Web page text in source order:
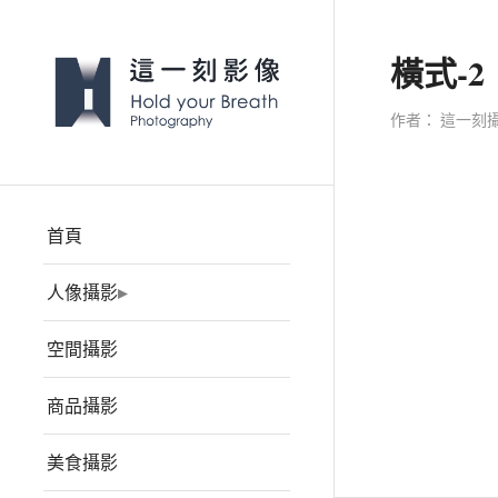
首頁
人像攝影
空間攝影
商品攝影
美食攝影
橫式-2
作者： 這一刻